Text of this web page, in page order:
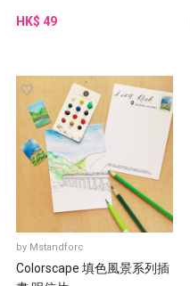
HK$ 49
by Mstandforc
Colorscape 填色風景系列插